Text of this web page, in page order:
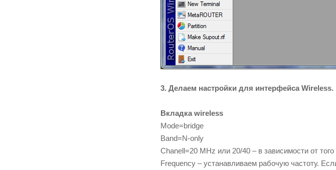
3. Делаем настройки для интерфейса Wireless.
Вкладка wireless
Mode=bridge
Band=N-only
Chanell=20 MHz или 20/40 – в зависимости от
Frequency – устанавливаем рабочую частоту.